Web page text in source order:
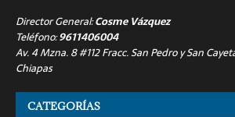
Director General:Cosme Vázquez
Teléfono:9611406004
Av. 4 Mzna. 8 #112 Fracc. San Pedro y San
Chiapas
CATEGORÍAS